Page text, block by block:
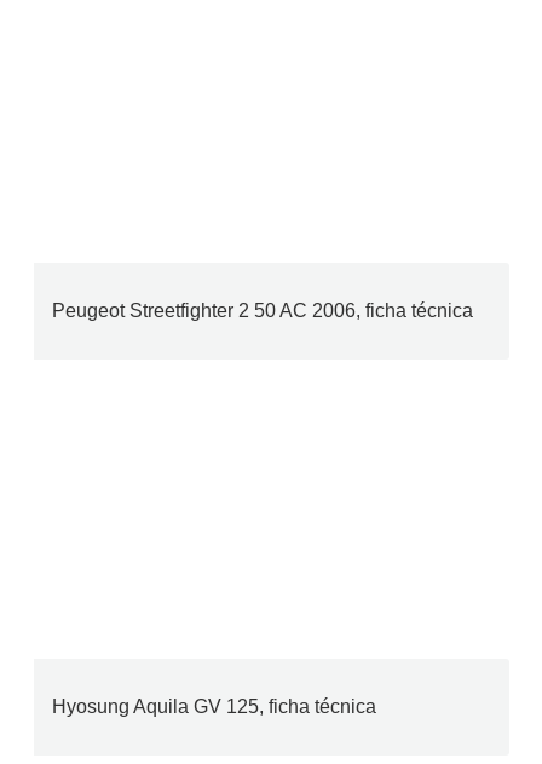
Peugeot Streetfighter 2 50 AC 2006, ficha técnica
Hyosung Aquila GV 125, ficha técnica